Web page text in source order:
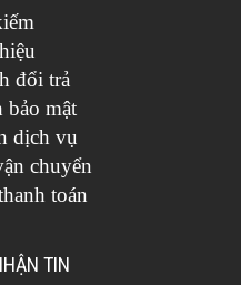
đổi trả
bảo mật
dịch vụ
chuyển
toán
TIN